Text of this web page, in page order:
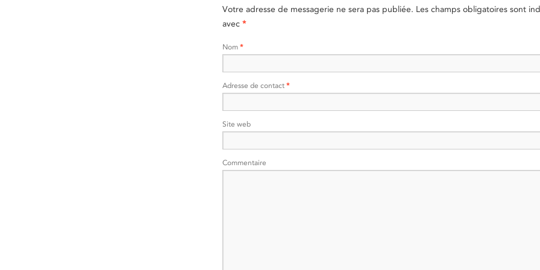
Votre adresse de messagerie ne sera pas publiée. Les champs obligatoires sont
avec *
Nom *
Adresse de contact *
Site web
Commentaire